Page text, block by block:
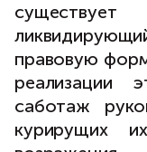
правовую
реализации
саботаж
курирущих